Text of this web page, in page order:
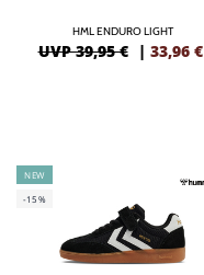
HML ENDURO LIGHT
UVP 39,95 € | 33,96 €
NEW
-15%